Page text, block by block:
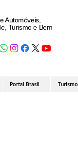
Automóveis,
Turismo e Bem-
Portal Brasil Turismo